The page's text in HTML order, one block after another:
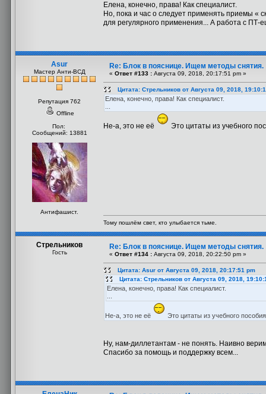
Елена, конечно, права! Как специалист.
Но, пока и час о следует применять приемы «
для регулярного применения... А работа с ПТ-
Asur
Мастер Анти-ВСД
Репутация 762
Offline
Пол:
Сообщений: 13881
Антифашист.
Re: Блок в пояснице. Ищем методы снятия.
« Ответ #133 : Августа 09, 2018, 20:17:51 pm »
Цитата: Стрельников от Августа 09, 2018,
Елена, конечно, права! Как специалист.
Не-а, это не её Это цитаты из учебного
Тому пошлём свет, кто улыбается тьме.
Стрельников
Гость
Re: Блок в пояснице. Ищем методы снятия.
« Ответ #134 : Августа 09, 2018, 20:22:50 pm »
Цитата: Asur от Августа 09, 2018, 20:17:51 pm
Цитата: Стрельников от Августа 09, 2018,
Елена, конечно, права! Как специалист.
Не-а, это не её Это цитаты из учебного
Ну, нам-диллетантам - не понять. Наивно
Спасибо за помощь и поддержку всем...